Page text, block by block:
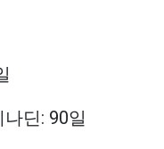
딘: 90일